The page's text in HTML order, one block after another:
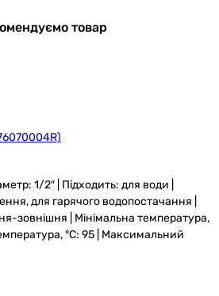
товар
1/2″ | Підходить: для води |
для гарячого водопостачання |
зовнішня | Мінімальна температура,
°C: 95 | Максимальний